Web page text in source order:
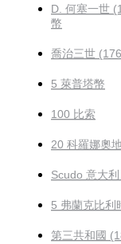
D. 何塞一世
幣
喬治三世
5 萊普塔幣
100 比索
20 科羅娜奧
Scudo 意大
5 弗蘭克比利
第三共和國